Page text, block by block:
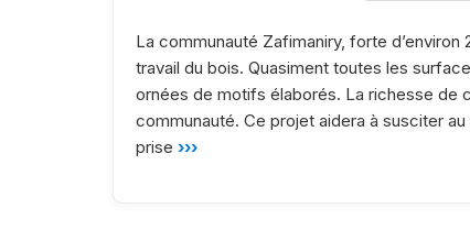
La communauté Zafimaniry, forte
travail du bois. Quasiment toutes les
ornées de motifs élaborés. La richesse de
communauté. Ce projet aidera à susciter
prise ›››